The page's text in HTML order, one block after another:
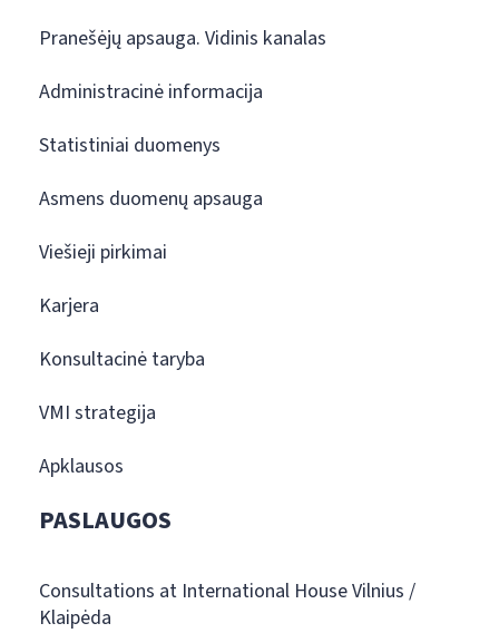
Pranešėjų apsauga. Vidinis kanalas
Administracinė informacija
Statistiniai duomenys
Asmens duomenų apsauga
Viešieji pirkimai
Karjera
Konsultacinė taryba
VMI strategija
Apklausos
PASLAUGOS
Consultations at International House Vilnius /
Klaipėda